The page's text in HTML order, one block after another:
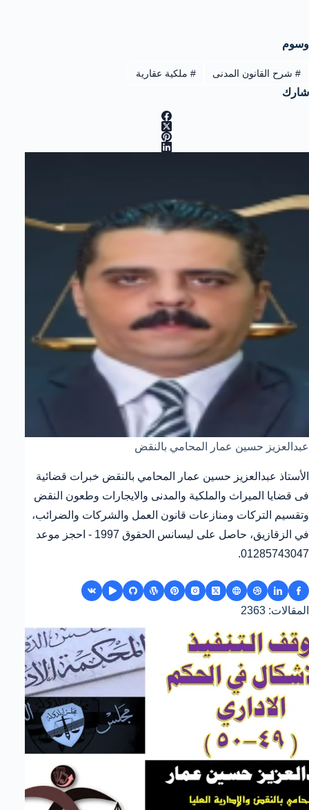
وسوم
#شرح القانون المدنى #ملكية عقارية
شارك
عبدالعزيز حسين عمار المحامي بالنقض
الأستاذ عبدالعزيز حسين عمار المحامي بالنقض خبرات قضائية
فى قضايا الميراث والملكية والمدنى والايجارات وطعون النقض
وتقسيم التركات ومنازعات قانون العمل والشركات والضرائب،
في الزقازيق، حاصل على ليسانس الحقوق 1997 - احجز موعد
01285743047.
المقالات: 2363